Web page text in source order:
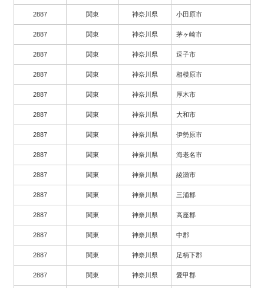
2887 関東 神奈川県 小田原市
2887 関東 神奈川県 茅ヶ崎市
2887 関東 神奈川県 逗子市
2887 関東 神奈川県 相模原市
2887 関東 神奈川県 厚木市
2887 関東 神奈川県 大和市
2887 関東 神奈川県 伊勢原市
2887 関東 神奈川県 海老名市
2887 関東 神奈川県 綾瀬市
2887 関東 神奈川県 三浦郡
2887 関東 神奈川県 高座郡
2887 関東 神奈川県 中郡
2887 関東 神奈川県 足柄下郡
2887 関東 神奈川県 愛甲郡